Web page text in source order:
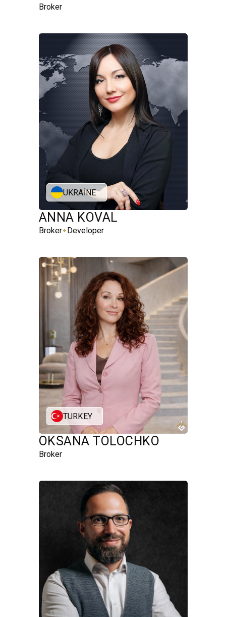
Broker
UKRAINE
ANNA KOVAL
Broker⬥Developer
TURKEY
OKSANA TOLOCHKO
Broker